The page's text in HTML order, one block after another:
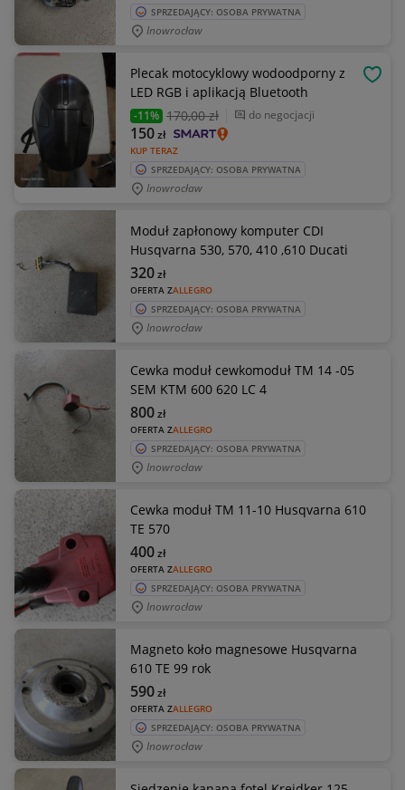
SPRZEDAJĄCY: OSOBA PRYWATNA
Inowrocław
Plecak motocyklowy wodoodporny z
LED RGB i aplikacją Bluetooth
-11% 170,00 zł do negocjacji
KUP TERAZ
150zł
SPRZEDAJĄCY: OSOBA PRYWATNA
Inowrocław
Moduł zapłonowy komputer CDI
Husqvarna 530, 570, 410 ,610 Ducati
OFERTA ZALLEGRO
320zł
SPRZEDAJĄCY: OSOBA PRYWATNA
Inowrocław
Cewka moduł cewkomoduł TM 14 -05
SEM KTM 600 620 LC 4
OFERTA ZALLEGRO
800zł
SPRZEDAJĄCY: OSOBA PRYWATNA
Inowrocław
Cewka moduł TM 11-10 Husqvarna 610
TE 570
OFERTA ZALLEGRO
400zł
SPRZEDAJĄCY: OSOBA PRYWATNA
Inowrocław
Magneto koło magnesowe Husqvarna
610 TE 99 rok
OFERTA ZALLEGRO
590zł
SPRZEDAJĄCY: OSOBA PRYWATNA
Inowrocław